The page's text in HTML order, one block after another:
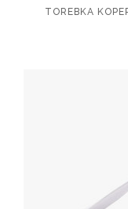
TOREBKA